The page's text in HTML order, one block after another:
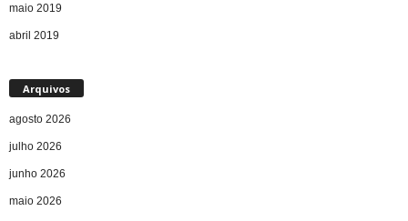
maio 2019
abril 2019
Arquivos
agosto 2026
julho 2026
junho 2026
maio 2026